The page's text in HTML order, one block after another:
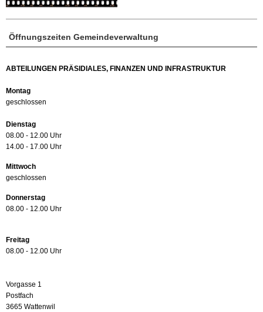
Öffnungszeiten Gemeindeverwaltung
ABTEILUNGEN PRÄSIDIALES, FINANZEN UND INFRASTRUKTUR
Montag
geschlossen
Dienstag
08.00 - 12.00 Uhr
14.00 - 17.00 Uhr
Mittwoch
geschlossen
Donnerstag
08.00 - 12.00 Uhr
Freitag
08.00 - 12.00 Uhr
Vorgasse 1
Postfach
3665 Wattenwil